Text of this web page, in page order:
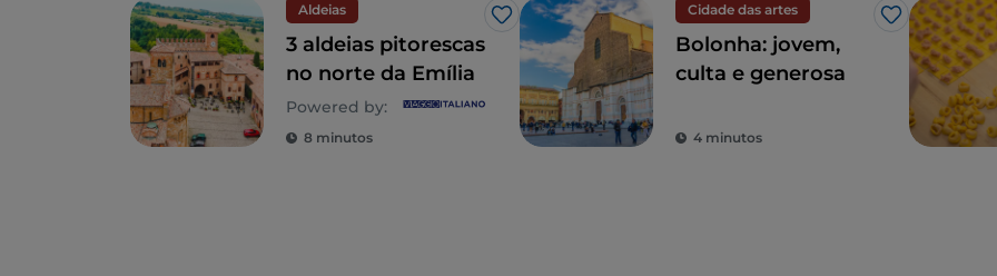
Aldeias
Gosto
3 aldeias pitorescas
no norte da Emília
Powered by:
8 minutos
Cidade das artes
Gosto
Bolonha: jovem,
culta e generosa
4 minutos